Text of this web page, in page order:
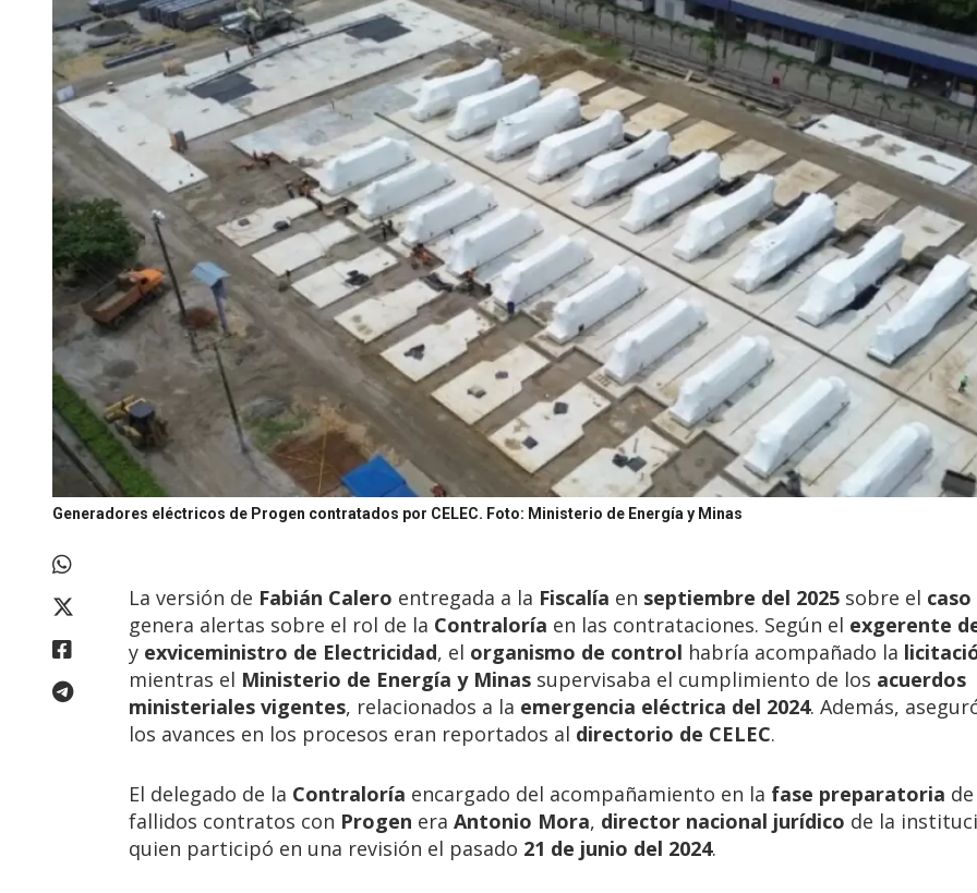
Generadores eléctricos de Progen contratados por CELEC. Foto: Ministerio de Energía y Minas
La versión de Fabián Calero entregada a la Fiscalía en septiembre del 2025 sobre el
genera alertas sobre el rol de la Contraloría en las contrataciones. Según el exgerente
y exviceministro de Electricidad, el organismo de control habría acompañado la
mientras el Ministerio de Energía y Minas supervisaba el cumplimiento de los acuerdos
ministeriales vigentes, relacionados a la emergencia eléctrica del 2024. Además,
los avances en los procesos eran reportados al directorio de CELEC.
El delegado de la Contraloría encargado del acompañamiento en la fase preparatoria
fallidos contratos con Progen era Antonio Mora, director nacional jurídico de la
quien participó en una revisión el pasado 21 de junio del 2024.